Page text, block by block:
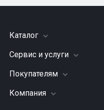
Каталог
Шины
Грузовые шины
Диски
Сервис и услуги
Заправка кондиционера
Подвеска (ходовая часть)
Покупателям
Акции
Компания